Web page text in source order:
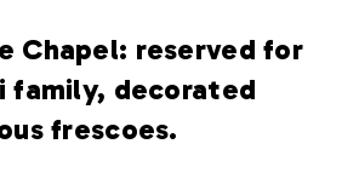
Chapel: reserved for
family, decorated
frescoes.